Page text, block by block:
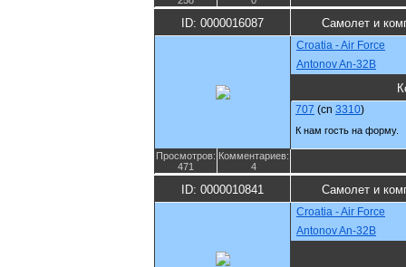
ID: 0000016087 Самолет и
Croatia - Air Force
Antonov An-32B
707 (cn 3310)
К нам гость на форму.
Просмотров:
471
Комментариев:
4
ID: 0000010841 Самолет и
Croatia - Air Force
Antonov An-32B